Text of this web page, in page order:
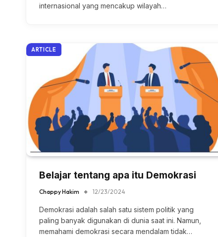
internasional yang mencakup wilayah…
ARTICLE
Belajar tentang apa itu Demokrasi
Chappy Hakim 12/23/2024
Demokrasi adalah salah satu sistem politik yang
paling banyak digunakan di dunia saat ini. Namun,
memahami demokrasi secara mendalam tidak…